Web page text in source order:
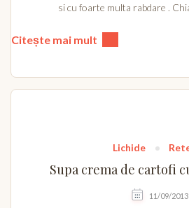
si cu foarte multa rabdare .
Citește mai mult
Lichide
Supa crema de cartofi
11/09/2013